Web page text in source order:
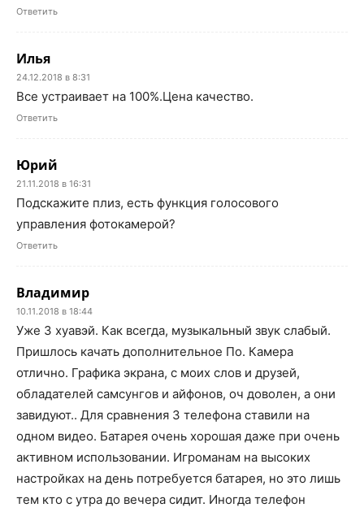
Ответить
Илья
24.12.2018 в 8:31
Все устраивает на 100%.Цена качество.
Ответить
Юрий
21.11.2018 в 16:31
Подскажите плиз, есть функция голосового
управления фотокамерой?
Ответить
Владимир
10.11.2018 в 18:44
Уже 3 хуавэй. Как всегда, музыкальный звук слабый.
Пришлось качать дополнительное По. Камера
отлично. Графика экрана, с моих слов и друзей,
обладателей самсунгов и айфонов, оч доволен, а они
завидуют.. Для сравнения 3 телефона ставили на
одном видео. Батарея очень хорошая даже при очень
активном использовании. Игроманам на высоких
настройках на день потребуется батарея, но это лишь
тем кто с утра до вечера сидит. Иногда телефон